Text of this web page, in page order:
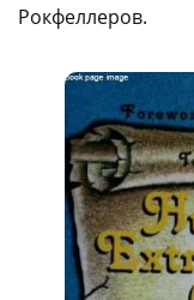
Рокфеллеров.